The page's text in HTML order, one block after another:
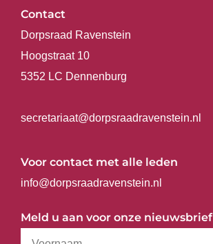
Contact
Dorpsraad Ravenstein
Hoogstraat 10
5352 LC Dennenburg
secretariaat@dorpsraadravenstein.nl
Voor contact met alle leden
info@dorpsraadravenstein.nl
Meld u aan voor onze nieuwsbrief